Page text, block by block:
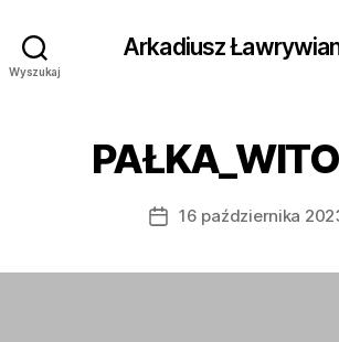
Wyszukaj
Arkadiusz
Data16 października